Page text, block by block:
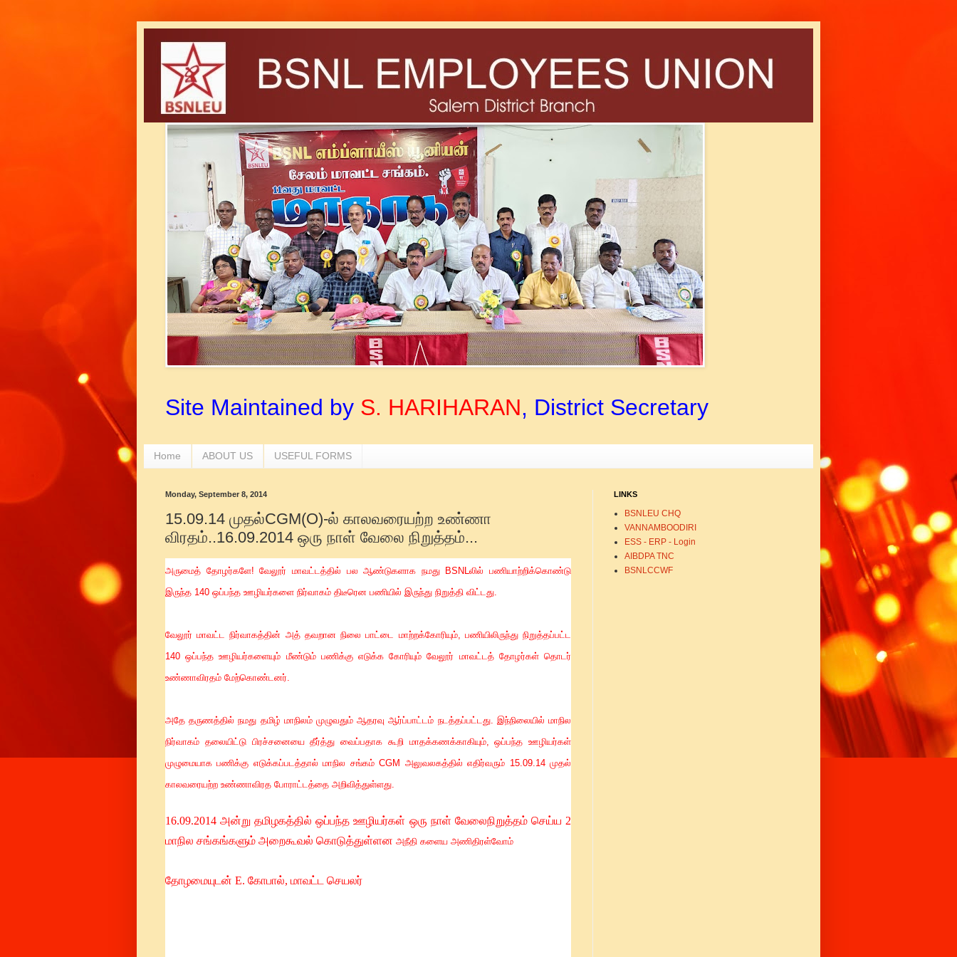
Site Maintained by S. HARIHARAN, District Secretary
Home ABOUT US USEFUL FORMS
Monday, September 8, 2014
15.09.14 முதல்CGM(O)-ல் காலவரையற்ற உண்ணா
விரதம்..16.09.2014 ஒரு நாள் வேலை நிறுத்தம்...
அருமைத் தோழர்களே! வேலூர் மாவட்டத்தில் பல ஆண்டுகளாக நமது BSNLலில் பணியாற்றிக்கொண்டு
இருந்த 140 ஒப்பந்த ஊழியர்களை நிர்வாகம் திடீரென பணியில் இருந்து நிறுத்தி விட்டது.
வேலூர் மாவட்ட நிர்வாகத்தின் அத் தவறான நிலை பாட்டை மாற்றக்கோரியும், பணியிலிருந்து நிறுத்தப்பட்ட
140 ஒப்பந்த ஊழியர்களையும் மீண்டும் பணிக்கு எடுக்க கோரியும் வேலூர் மாவட்டத் தோழர்கள் தொடர்
உண்ணாவிரதம் மேற்கொண்டனர்.
அதே தருணத்தில் நமது தமிழ் மாநிலம் முழுவதும் ஆதரவு ஆர்ப்பாட்டம் நடத்தப்பட்டது. இந்நிலையில் மாநில
நிர்வாகம் தலையிட்டு பிரச்சனையை தீர்த்து வைப்பதாக கூறி மாதக்கணக்காகியும், ஒப்பந்த ஊழியர்கள்
முழுமையாக பணிக்கு எடுக்கப்படத்தால் மாநில சங்கம் CGM அலுவலகத்தில் எதிர்வரும் 15.09.14 முதல்
காலவரையற்ற உண்ணாவிரத போராட்டத்தை அறிவித்துள்ளது.
16.09.2014 அன்று தமிழகத்தில் ஒப்பந்த ஊழியர்கள் ஒரு நாள் வேலைநிறுத்தம் செய்ய 2
மாநில சங்கங்களும் அறைகூவல் கொடுத்துள்ளன அநீதி களைய அணிதிரள்வோம்
தோழமையுடன் E. கோபால், மாவட்ட செயலர்
LINKS
BSNLEU CHQ
VANNAMBOODIRI
ESS - ERP - Login
AIBDPA TNC
BSNLCCWF